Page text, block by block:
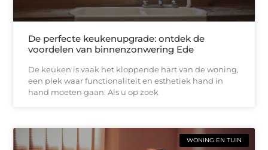
De perfecte keukenupgrade: ontdek de
voordelen van binnenzonwering Ede
De keuken is vaak het kloppende hart van de woning,
een plek waar functionaliteit en esthetiek hand in
hand moeten gaan. Als u op zoek
WONING EN TUIN